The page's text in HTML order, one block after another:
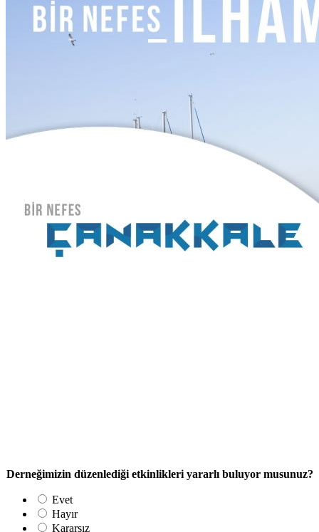
Derneğimizin düzenlediği etkinlikleri yararlı buluyor musunuz?
Evet
Hayır
Kararsız